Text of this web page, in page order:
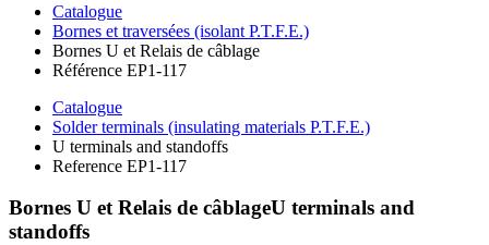
Catalogue
Bornes et traversées (isolant P.T.F.E.)
Bornes U et Relais de câblage
Référence EP1-117
Catalogue
Solder terminals (insulating materials P.T.F.E.)
U terminals and standoffs
Reference EP1-117
Bornes U et Relais de câblageU terminals and
standoffs